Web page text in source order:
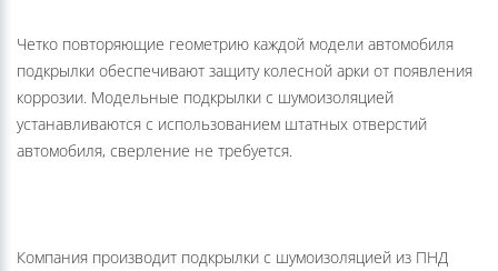
Четко повторяющие геометрию каждой модели автомобиля
подкрылки обеспечивают защиту колесной арки от появления
коррозии. Модельные подкрылки с шумоизоляцией
устанавливаются с использованием штатных отверстий
автомобиля, сверление не требуется.
Компания производит подкрылки с шумоизоляцией из ПНД